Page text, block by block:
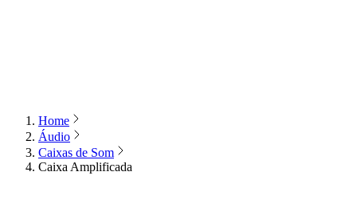
Home
Áudio
Caixas de Som
Caixa Amplificada